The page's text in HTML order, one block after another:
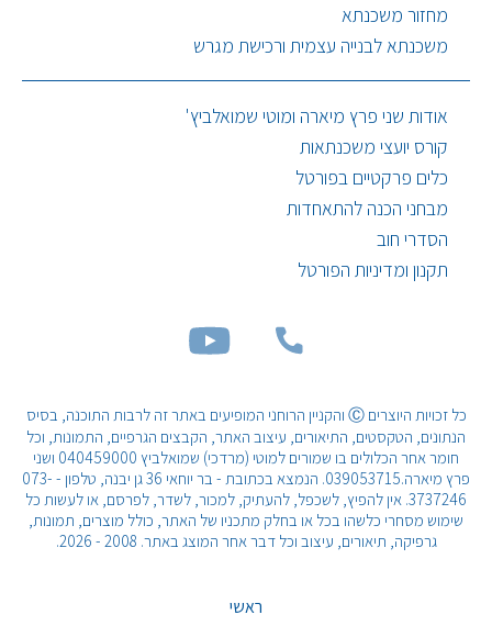
מחזור משכנתא
משכנתא לבנייה עצמית ורכישת מגרש
אודות שני פרץ מיארה ומוטי שמואלביץ'
קורס יועצי משכנתאות
כלים פרקטיים בפורטל
מבחני הכנה להתאחדות
הסדרי חוב
תקנון ומדיניות הפורטל
כל זכויות היוצרים Ⓒ והקניין הרוחני המופיעים באתר זה לרבות התוכנה, בסיס
הנתונים, הטקסטים, התיאורים, עיצוב האתר, הקבצים הגרפיים, התמונות, וכל
חומר אחר הכלולים בו שמורים למוטי (מרדכי) שמואלביץ 040459000 ושני
פרץ מיארה.039053715. הנמצא בכתובת - בר יוחאי 36 גן יבנה, טלפון - 073-
3737246. אין להפיץ, לשכפל, להעתיק, למכור, לשדר, לפרסם, או לעשות כל
שימוש מסחרי כלשהו בכל או בחלק מתכניו של האתר, כולל מוצרים, תמונות,
גרפיקה, תיאורים, עיצוב וכל דבר אחר המוצג באתר. 2008 - 2026.
ראשי